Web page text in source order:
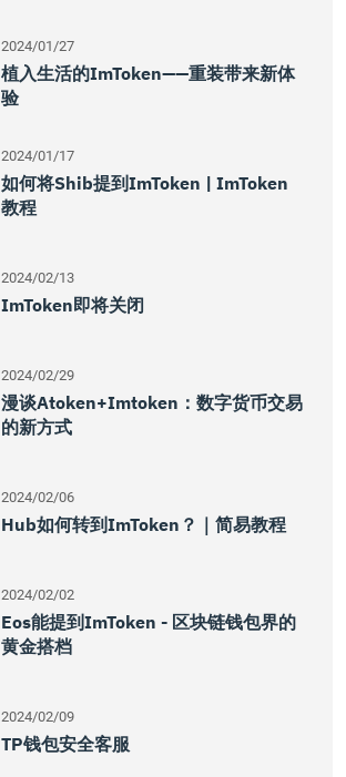
2024/01/27
植入生活的imToken——重装带来新体
验
2024/01/17
如何将shib提到imToken | ImToken
教程
2024/02/13
ImToken即将关闭
2024/02/29
漫谈atoken+imtoken：数字货币交易
的新方式
2024/02/06
Hub如何转到imToken？｜简易教程
2024/02/02
Eos能提到imToken - 区块链钱包界的
黄金搭档
2024/02/09
TP钱包安全客服